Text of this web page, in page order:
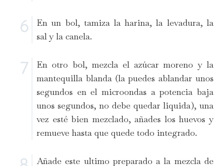
En un bol, tamiza la harina, la levadura, la
sal y la canela.
En otro bol, mezcla el azúcar moreno y la
mantequilla blanda (la puedes ablandar unos
segundos en el microondas a potencia baja
unos segundos, no debe quedar liquida), una
vez esté bien mezclado, añades los huevos y
remueve hasta que quede todo integrado.
Añade este ultimo preparado a la mezcla de